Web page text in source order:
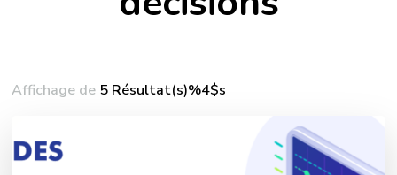
Affichage de 5 Résultat(s)%4$s